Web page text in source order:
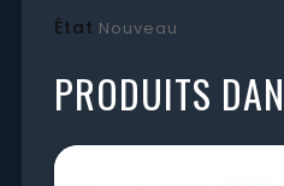
État Nouveau
PRODUITS